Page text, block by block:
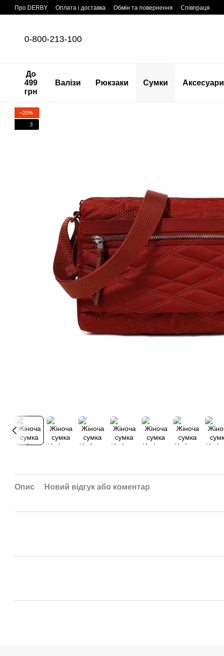
Перейти до основного контенту
Про DERBY Оплата і доставка Обмін та повернення Співпраця
0-800-213-100
До
499
грн
Валізи Рюкзаки Сумки Аксесуари
−20%
3
Опис Новий відгук або коментар